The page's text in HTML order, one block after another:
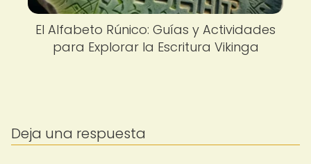
El Alfabeto Rúnico: Guías y Actividades
para Explorar la Escritura Vikinga
Deja una respuesta